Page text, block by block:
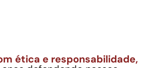
ética e responsabilidade,